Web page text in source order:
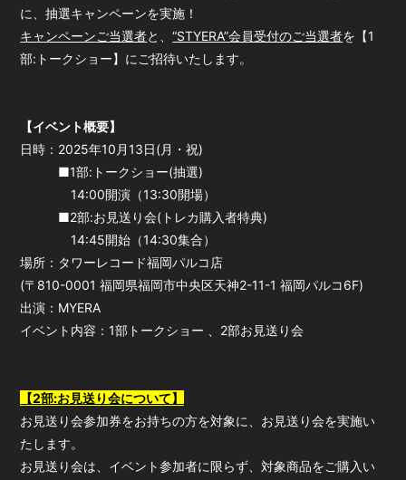
に、抽選キャンペーンを実施！
キャンペーンご当選者と、“STYERA”会員受付のご当選者を【1
部:トークショー】にご招待いたします。
【イベント概要】
日時：2025年10月13日(月・祝)
■1部:トークショー(抽選)
14:00開演（13:30開場）
■2部:お見送り会(トレカ購入者特典)
14:45開始（14:30集合）
場所：タワーレコード福岡パルコ店
(〒810-0001 福岡県福岡市中央区天神2-11-1 福岡パルコ6F)
出演：MYERA
イベント内容：1部トークショー 、2部お見送り会
【2部:お見送り会について】
お見送り会参加券をお持ちの方を対象に、お見送り会を実施い
たします。
お見送り会は、イベント参加者に限らず、対象商品をご購入い